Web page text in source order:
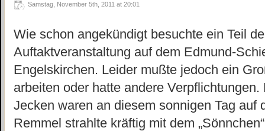
Samstag, November 5th, 2011 at 20:01
Wie schon angekündigt besuchte ein Teil
Auftaktveranstaltung auf dem Edmund-
Engelskirchen. Leider mußte jedoch ein
arbeiten oder hatte andere
Jecken waren an diesem sonnigen Tag auf
Remmel strahlte kräftig mit dem